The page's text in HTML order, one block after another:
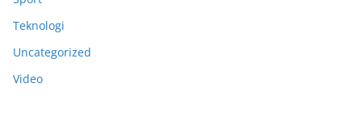
Teknologi
Uncategorized
Video